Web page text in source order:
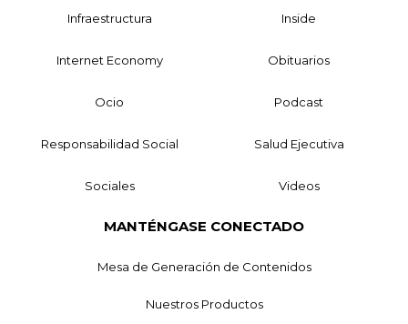
Infraestructura Inside
Internet Economy Obituarios
Ocio Podcast
Responsabilidad Social Salud Ejecutiva
Sociales Videos
MANTÉNGASE CONECTADO
Mesa de Generación de Contenidos
Nuestros Productos